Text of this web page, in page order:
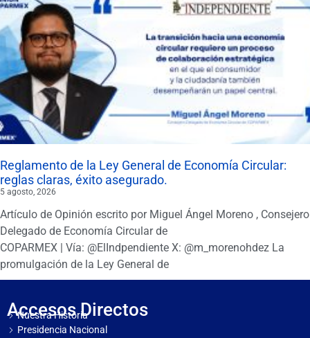
Reglamento de la Ley General de Economía Circular:
reglas claras, éxito asegurado.
5 agosto, 2026
Artículo de Opinión escrito por Miguel Ángel Moreno , Consejero
Delegado de Economía Circular de
COPARMEX | Vía: @ElIndpendiente X: @m_morenohdez La
promulgación de la Ley General de
Accesos Directos
Nuestra Historia
Presidencia Nacional